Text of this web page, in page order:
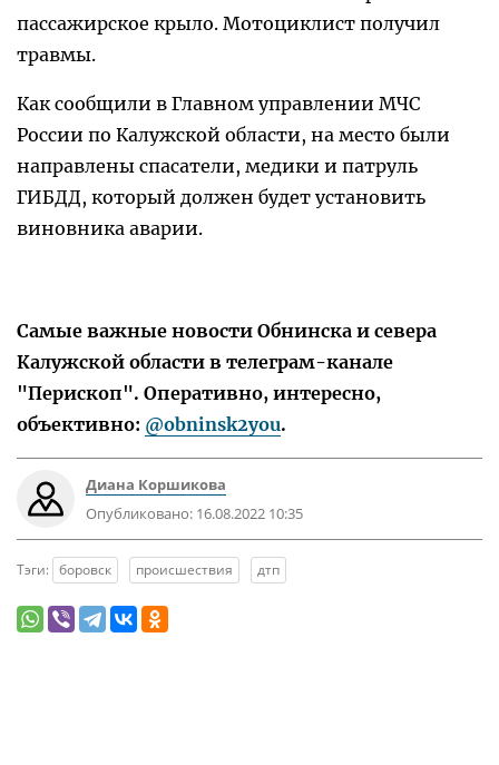
пассажирское крыло. Мотоциклист получил
травмы.
Как сообщили в Главном управлении МЧС
России по Калужской области, на место были
направлены спасатели, медики и патруль
ГИБДД, который должен будет установить
виновника аварии.
Самые важные новости Обнинска и севера
Калужской области в телеграм-канале
"Перископ". Оперативно, интересно,
объективно: @obninsk2you.
Диана Коршикова
Опубликовано: 16.08.2022 10:35
Тэги: боровск происшествия дтп